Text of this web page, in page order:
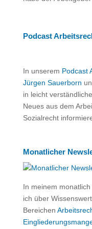
Podcast
In unserem Podcast
Jürgen Sauerborn
in leicht
Neues aus dem
Sozialrecht
Monatlicher
In meinem
ich über
Bereichen